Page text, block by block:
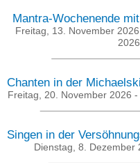
Mantra-Wochenende
Freitag, 13. November
Chanten in der
Freitag, 20. November 2026 -
Singen in der
Dienstag, 8. Dezember